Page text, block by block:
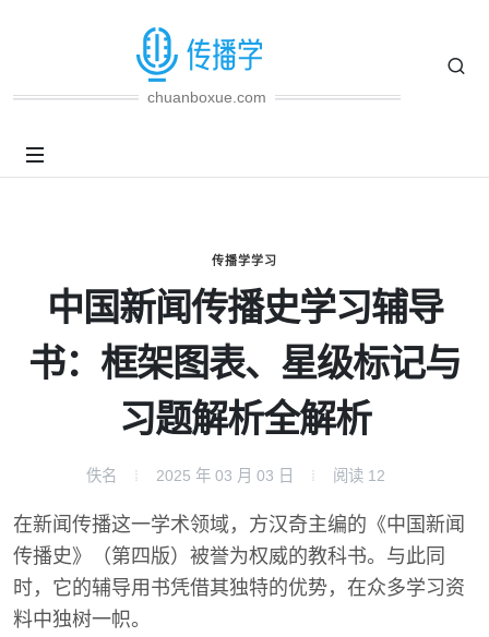
chuanboxue.com
传播学学习
中国新闻传播史学习辅导
书：框架图表、星级标记与
习题解析全解析
佚名 2025 年 03 月 03 日 阅读 12
在新闻传播这一学术领域，方汉奇主编的《中国新闻
传播史》（第四版）被誉为权威的教科书。与此同
时，它的辅导用书凭借其独特的优势，在众多学习资
料中独树一帜。